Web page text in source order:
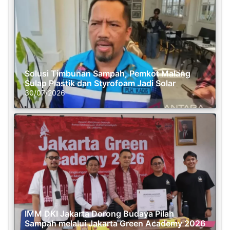
Solusi Timbunan Sampah, Pemkot Malang
Sulap Plastik dan Styrofoam Jadi Solar
30/07/2026
IMM DKI Jakarta Dorong Budaya Pilah
Sampah melalui Jakarta Green Academy 2026